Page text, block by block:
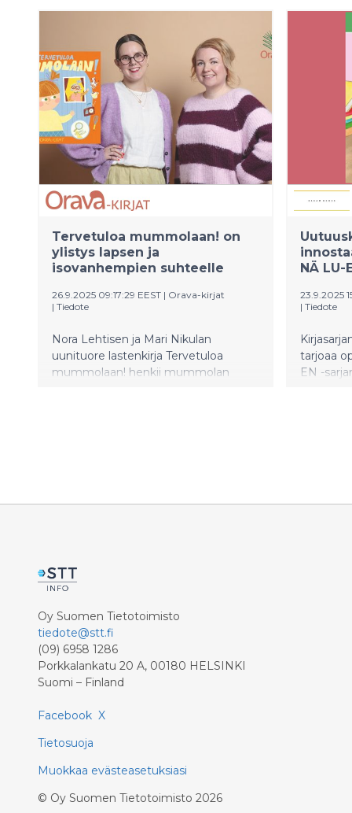
uutuuksia, jotka tarttuvat lapsille
läheisiin mutta kirjallisuudessa
harvemmin käsiteltyihin teemoihin.
Kausi tarjoaa huumoria, seikkailua ja
taitoja arkeen.
romaani
väliseen
pieni
syntejä
Liane
muassa
Pirkko
Jutilan
kaunoa
Tervetuloa mummolaan! on
ylistys lapsen ja
isovanhempien suhteelle
26.9.2025 09:17:29 EEST | Orava-kirjat
| Tiedote
Nora Lehtisen ja Mari Nikulan
uunituore lastenkirja Tervetuloa
mummolaan! henkii mummolan
NÄ LU-
23.9.2025
| Tiedote
tarjoaa
EN -
suurilla
tukevat
Oy Suomen Tietotoimisto
tiedote@stt.fi
(09) 6958 1286
Porkkalankatu 20 A, 00180 HELSINKI
Suomi – Finland
Facebook X
Tietosuoja
Muokkaa evästeasetuksiasi
© Oy Suomen Tietotoimisto 2026